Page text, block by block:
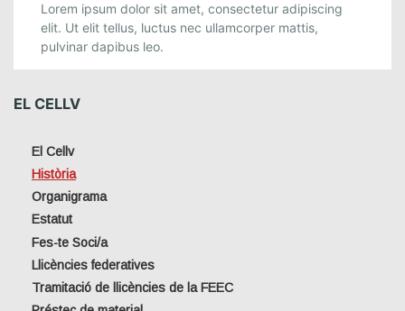
Lorem ipsum dolor sit amet, consectetur adipiscing
elit. Ut elit tellus, luctus nec ullamcorper mattis,
pulvinar dapibus leo.
EL CELLV
El Cellv
Història
Organigrama
Estatut
Fes-te Soci/a
Llicències federatives
Tramitació de llicències de la FEEC